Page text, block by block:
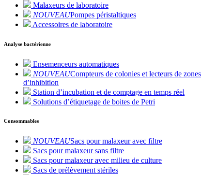
Malaxeurs de laboratoire
NOUVEAUPompes péristaltiques
Accessoires de laboratoire
Analyse bactérienne
Ensemenceurs automatiques
NOUVEAUCompteurs de colonies et lecteurs de zones
d’inhibition
Station d’incubation et de comptage en temps réel
Solutions d’étiquetage de boites de Petri
Consommables
NOUVEAUSacs pour malaxeur avec filtre
Sacs pour malaxeur sans filtre
Sacs pour malaxeur avec milieu de culture
Sacs de prélèvement stériles